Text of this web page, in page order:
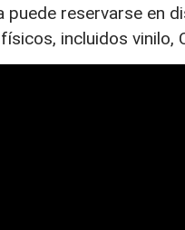
puede reservarse en
incluidos vinilo,